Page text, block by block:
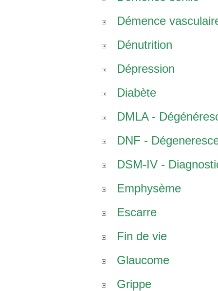
Démence
Dénutrition
Dépression
Diabète
DMLA -
DNF -
DSM-IV -
Emphysème
Escarre
Fin de vie
Glaucome
Grippe